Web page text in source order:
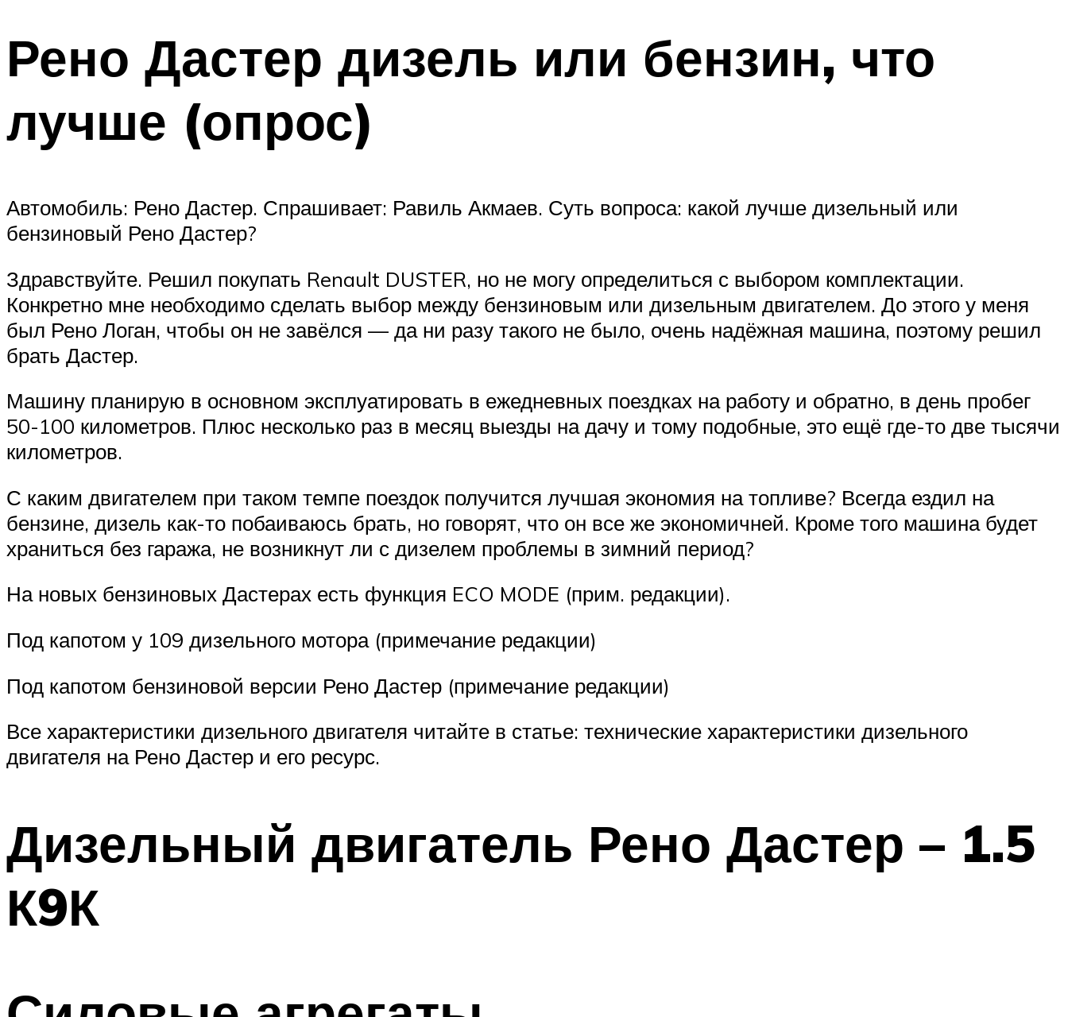
Рено Дастер дизель или бензин, что
лучше (опрос)
Автомобиль: Рено Дастер. Спрашивает: Равиль Акмаев. Суть вопроса: какой лучше дизельный или
бензиновый Рено Дастер?
Здравствуйте. Решил покупать Renault DUSTER, но не могу определиться с выбором комплектации.
Конкретно мне необходимо сделать выбор между бензиновым или дизельным двигателем. До этого у меня
был Рено Логан, чтобы он не завёлся — да ни разу такого не было, очень надёжная машина, поэтому решил
брать Дастер.
Машину планирую в основном эксплуатировать в ежедневных поездках на работу и обратно, в день пробег
50-100 километров. Плюс несколько раз в месяц выезды на дачу и тому подобные, это ещё где-то две тысячи
километров.
С каким двигателем при таком темпе поездок получится лучшая экономия на топливе? Всегда ездил на
бензине, дизель как-то побаиваюсь брать, но говорят, что он все же экономичней. Кроме того машина будет
храниться без гаража, не возникнут ли с дизелем проблемы в зимний период?
На новых бензиновых Дастерах есть функция ECO MODE (прим. редакции).
Под капотом у 109 дизельного мотора (примечание редакции)
Под капотом бензиновой версии Рено Дастер (примечание редакции)
Все характеристики дизельного двигателя читайте в статье: технические характеристики дизельного
двигателя на Рено Дастер и его ресурс.
Дизельный двигатель Рено Дастер – 1.5
К9К